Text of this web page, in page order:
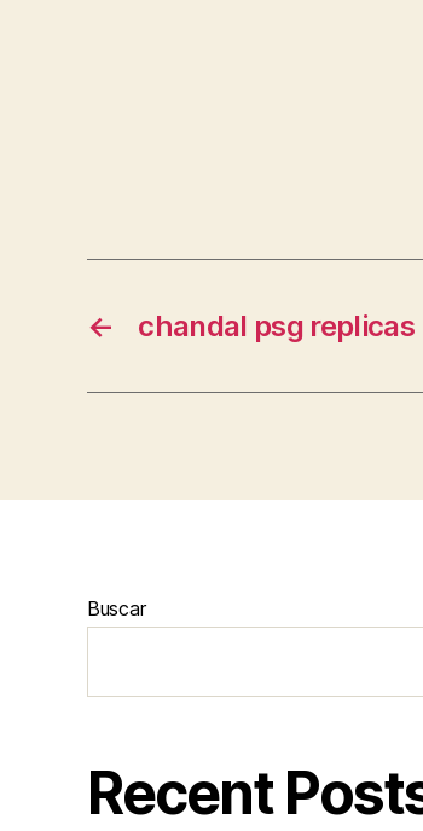
← chandal psg replicas
Buscar
Recent